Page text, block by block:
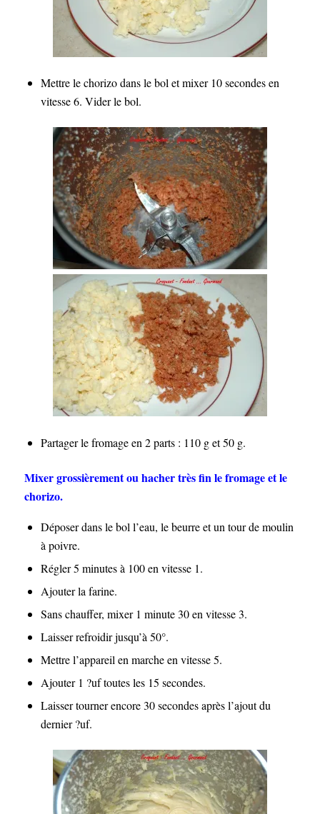
Mettre le chorizo dans le bol et mixer 10 secondes en
vitesse 6. Vider le bol.
Partager le fromage en 2 parts : 110 g et 50 g.
Mixer grossièrement ou hacher très fin le fromage et le
chorizo.
Déposer dans le bol l’eau, le beurre et un tour de moulin
à poivre.
Régler 5 minutes à 100 en vitesse 1.
Ajouter la farine.
Sans chauffer, mixer 1 minute 30 en vitesse 3.
Laisser refroidir jusqu’à 50°.
Mettre l’appareil en marche en vitesse 5.
Ajouter 1 ?uf toutes les 15 secondes.
Laisser tourner encore 30 secondes après l’ajout du
dernier ?uf.